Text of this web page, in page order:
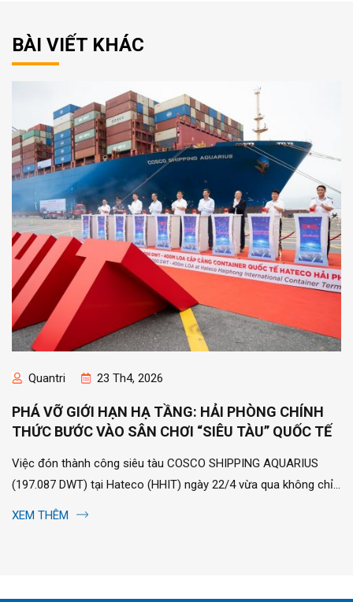
BÀI VIẾT KHÁC
Quantri 23 Th4, 2026
PHÁ VỠ GIỚI HẠN HẠ TẦNG: HẢI PHÒNG CHÍNH
THỨC BƯỚC VÀO SÂN CHƠI “SIÊU TÀU” QUỐC TẾ
Việc đón thành công siêu tàu COSCO SHIPPING AQUARIUS
(197.087 DWT) tại Hateco (HHIT) ngày 22/4 vừa qua không chỉ
là một kỷ lục về con số, mà là một...
XEM THÊM